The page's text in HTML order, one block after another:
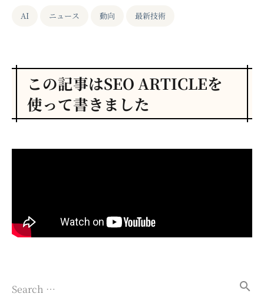
AI ニュース 動向 最新技術
この記事はSEO ARTICLEを
使って書きました
Search … search